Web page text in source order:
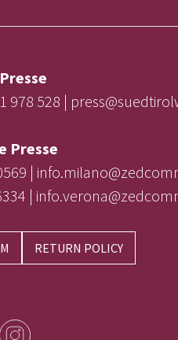
978 528 |
Presse
|
|
RETURN POLICY